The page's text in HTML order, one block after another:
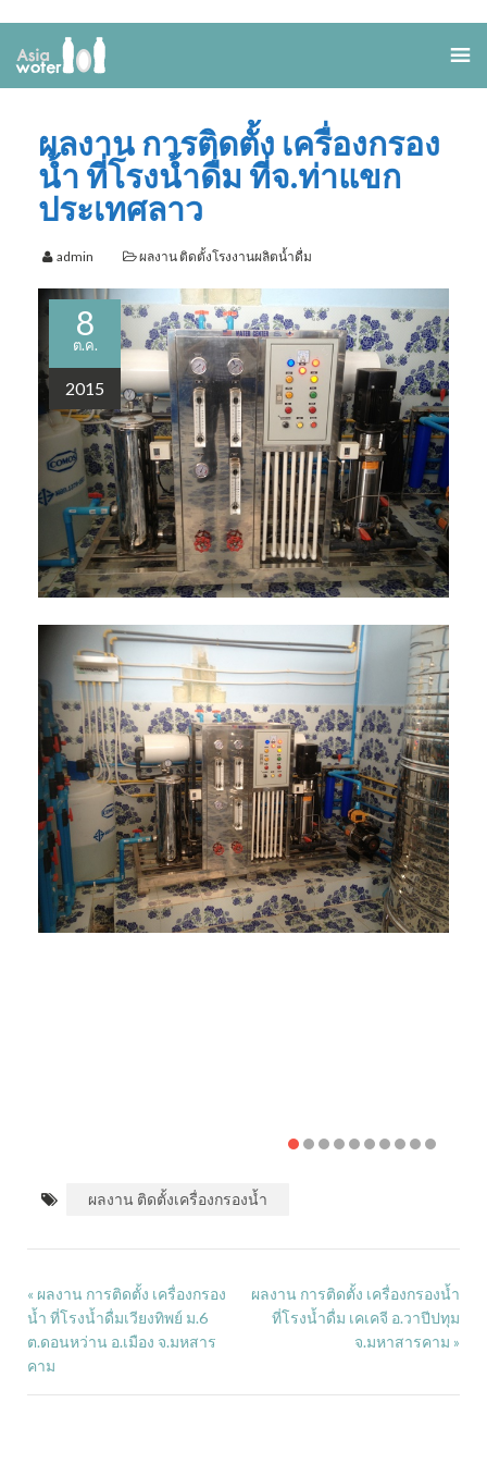
ผลงาน การติดตั้ง เครื่องกรอง
น้ำ ที่โรงน้ำดื่ม ที่จ.ท่าแขก
ประเทศลาว
admin ผลงาน ติดตั้งโรงงานผลิตน้ำดื่ม
8
ต.ค.
2015
ผลงาน ติดตั้งเครื่องกรองน้ำ
« ผลงาน การติดตั้ง เครื่องกรอง
น้ำ ที่โรงน้ำดื่มเวียงทิพย์ ม.6
ต.ดอนหว่าน อ.เมือง จ.มหสาร
คาม
ผลงาน การติดตั้ง เครื่องกรองน้ำ
ที่โรงน้ำดื่ม เคเคจี อ.วาปีปทุม
จ.มหาสารคาม »